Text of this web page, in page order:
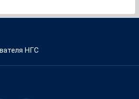
НГС